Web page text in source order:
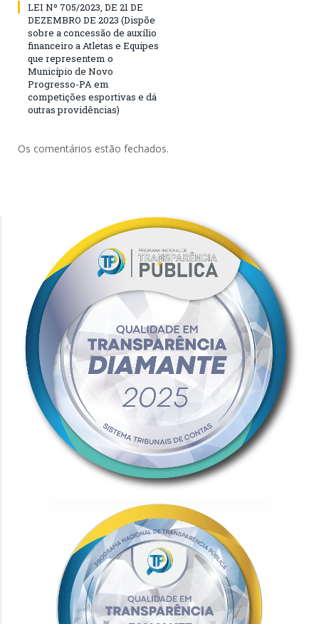
LEI Nº 705/2023, DE 21 DE
DEZEMBRO DE 2023 (Dispõe
sobre a concessão de auxílio
financeiro a Atletas e Equipes
que representem o
Município de Novo
Progresso-PA em
competições esportivas e dá
outras providências)
Os comentários estão fechados.